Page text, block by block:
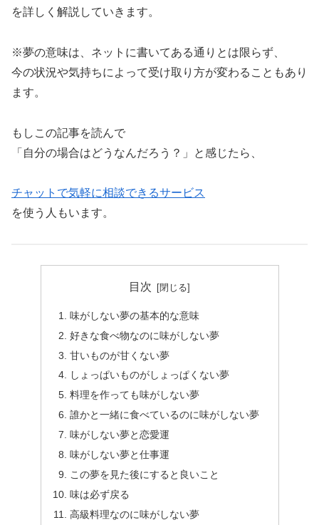
を詳しく解説していきます。
※夢の意味は、ネットに書いてある通りとは限らず、
今の状況や気持ちによって受け取り方が変わることもあり
ます。
もしこの記事を読んで
「自分の場合はどうなんだろう？」と感じたら、
チャットで気軽に相談できるサービス
を使う人もいます。
目次
味がしない夢の基本的な意味
好きな食べ物なのに味がしない夢
甘いものが甘くない夢
しょっぱいものがしょっぱくない夢
料理を作っても味がしない夢
誰かと一緒に食べているのに味がしない夢
味がしない夢と恋愛運
味がしない夢と仕事運
この夢を見た後にすると良いこと
味は必ず戻る
高級料理なのに味がしない夢